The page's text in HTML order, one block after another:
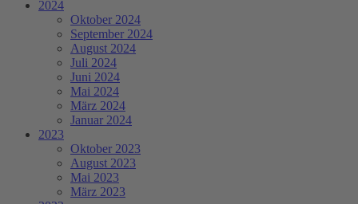
2024
Oktober 2024
September 2024
August 2024
Juli 2024
Juni 2024
Mai 2024
März 2024
Januar 2024
2023
Oktober 2023
August 2023
Mai 2023
März 2023